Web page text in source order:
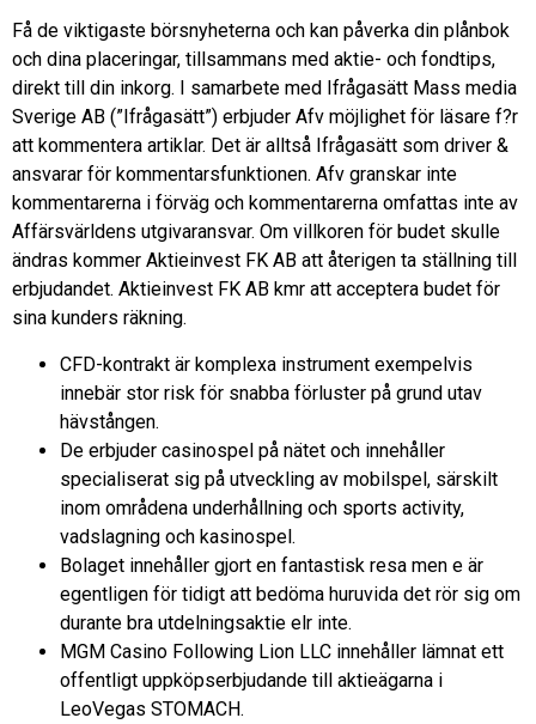
Få de viktigaste börsnyheterna och kan påverka din plånbok
och dina placeringar, tillsammans med aktie- och fondtips,
direkt till din inkorg. I samarbete med Ifrågasätt Mass media
Sverige AB (”Ifrågasätt”) erbjuder Afv möjlighet för läsare f?r
att kommentera artiklar. Det är alltså Ifrågasätt som driver &
ansvarar för kommentarsfunktionen. Afv granskar inte
kommentarerna i förväg och kommentarerna omfattas inte av
Affärsvärldens utgivaransvar. Om villkoren för budet skulle
ändras kommer Aktieinvest FK AB att återigen ta ställning till
erbjudandet. Aktieinvest FK AB kmr att acceptera budet för
sina kunders räkning.
CFD-kontrakt är komplexa instrument exempelvis
innebär stor risk för snabba förluster på grund utav
hävstången.
De erbjuder casinospel på nätet och innehåller
specialiserat sig på utveckling av mobilspel, särskilt
inom områdena underhållning och sports activity,
vadslagning och kasinospel.
Bolaget innehåller gjort en fantastisk resa men e är
egentligen för tidigt att bedöma huruvida det rör sig om
durante bra utdelningsaktie elr inte.
MGM Casino Following Lion LLC innehåller lämnat ett
offentligt uppköpserbjudande till aktieägarna i
LeoVegas STOMACH.